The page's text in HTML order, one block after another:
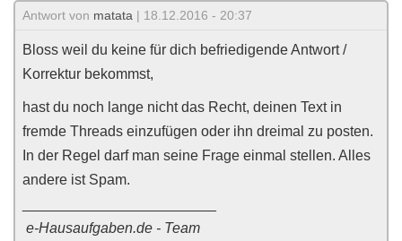
Antwort von matata | 18.12.2016 - 20:37
Bloss weil du keine für dich befriedigende Antwort /
Korrektur bekommst,
hast du noch lange nicht das Recht, deinen Text in
fremde Threads einzufügen oder ihn dreimal zu posten.
In der Regel darf man seine Frage einmal stellen. Alles
andere ist Spam.
e-Hausaufgaben.de - Team